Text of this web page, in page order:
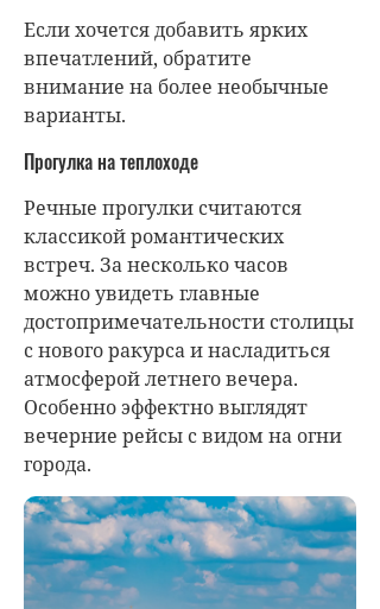
Если хочется добавить ярких
впечатлений, обратите
внимание на более необычные
варианты.
Прогулка на теплоходе
Речные прогулки считаются
классикой романтических
встреч. За несколько часов
можно увидеть главные
достопримечательности столицы
с нового ракурса и насладиться
атмосферой летнего вечера.
Особенно эффектно выглядят
вечерние рейсы с видом на огни
города.